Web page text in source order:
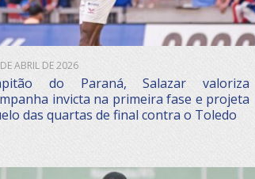
ABRIL DE 2026
do Paraná, Salazar valoriza
invicta na primeira fase e projeta
das quartas de final contra o Toledo